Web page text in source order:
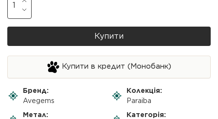
Купити
Купити в кредит (Монобанк)
Бренд:
Avegems
Колекція:
Paraiba
Метал:
Категорія: